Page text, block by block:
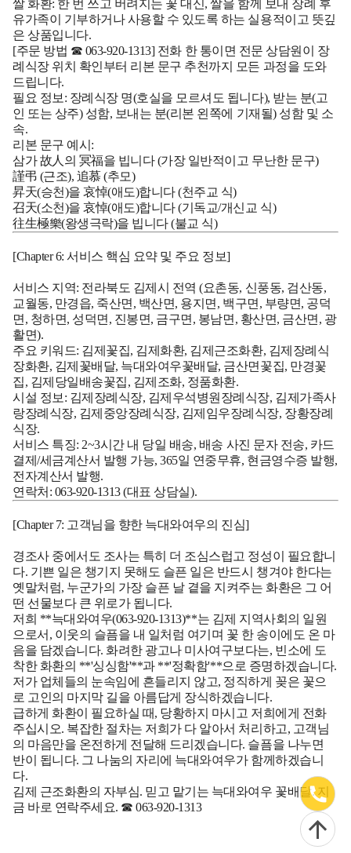
쌀 화환: 한 번 쓰고 버려지는 꽃 대신, 쌀을 함께 보내 장례 후
유가족이 기부하거나 사용할 수 있도록 하는 실용적이고 뜻깊
은 상품입니다.
[주문 방법 ☎ 063-920-1313] 전화 한 통이면 전문 상담원이 장
례식장 위치 확인부터 리본 문구 추천까지 모든 과정을 도와
드립니다.
필요 정보: 장례식장 명(호실을 모르셔도 됩니다), 받는 분(고
인 또는 상주) 성함, 보내는 분(리본 왼쪽에 기재될) 성함 및 소
속.
리본 문구 예시:
삼가 故人의 冥福을 빕니다 (가장 일반적이고 무난한 문구)
謹弔 (근조), 追慕 (추모)
昇天(승천)을 哀悼(애도)합니다 (천주교 식)
召天(소천)을 哀悼(애도)합니다 (기독교/개신교 식)
往生極樂(왕생극락)을 빕니다 (불교 식)
[Chapter 6: 서비스 핵심 요약 및 주요 정보]
서비스 지역: 전라북도 김제시 전역 (요촌동, 신풍동, 검산동,
교월동, 만경읍, 죽산면, 백산면, 용지면, 백구면, 부량면, 공덕
면, 청하면, 성덕면, 진봉면, 금구면, 봉남면, 황산면, 금산면, 광
활면).
주요 키워드: 김제꽃집, 김제화환, 김제근조화환, 김제장례식
장화환, 김제꽃배달, 늑대와여우꽃배달, 금산면꽃집, 만경꽃
집, 김제당일배송꽃집, 김제조화, 정품화환.
시설 정보: 김제장례식장, 김제우석병원장례식장, 김제가족사
랑장례식장, 김제중앙장례식장, 김제임우장례식장, 장황장례
식장.
서비스 특징: 2~3시간 내 당일 배송, 배송 사진 문자 전송, 카드
결제/세금계산서 발행 가능, 365일 연중무휴, 현금영수증 발행,
전자계산서 발행.
연락처: 063-920-1313(대표 상담실).
[Chapter 7: 고객님을 향한 늑대와여우의 진심]
경조사 중에서도 조사는 특히 더 조심스럽고 정성이 필요합니
다. 기쁜 일은 챙기지 못해도 슬픈 일은 반드시 챙겨야 한다는
옛말처럼, 누군가의 가장 슬픈 날 곁을 지켜주는 화환은 그 어
떤 선물보다 큰 위로가 됩니다.
저희 **늑대와여우(063-920-1313)**는 김제 지역사회의 일원
으로서, 이웃의 슬픔을 내 일처럼 여기며 꽃 한 송이에도 온 마
음을 담겠습니다. 화려한 광고나 미사여구보다는, 빈소에 도
착한 화환의 **'싱싱함'**과 **'정확함'**으로 증명하겠습니다.
저가 업체들의 눈속임에 흔들리지 않고, 정직하게 꽂은 꽃으
로 고인의 마지막 길을 아름답게 장식하겠습니다.
급하게 화환이 필요하실 때, 당황하지 마시고 저희에게 전화
주십시오. 복잡한 절차는 저희가 다 알아서 처리하고, 고객님
의 마음만을 온전하게 전달해 드리겠습니다. 슬픔을 나누면
반이 됩니다. 그 나눔의 자리에 늑대와여우가 함께하겠습니
다.
김제 근조화환의 자부심. 믿고 맡기는 늑대와여우 꽃배달.지
금 바로 연락주세요. ☎ 063-920-1313